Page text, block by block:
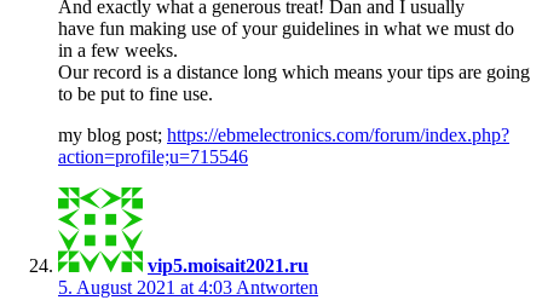
And exactly what a generous treat! Dan and I usually
have fun making use of your guidelines in what we must do
in a few weeks.
Our record is a distance long which means your tips are going
to be put to fine use.
my blog post; https://ebmelectronics.com/forum/index.php?
action=profile;u=715546
vip5.moisait2021.ru
5. August 2021 at 4:03 Antworten